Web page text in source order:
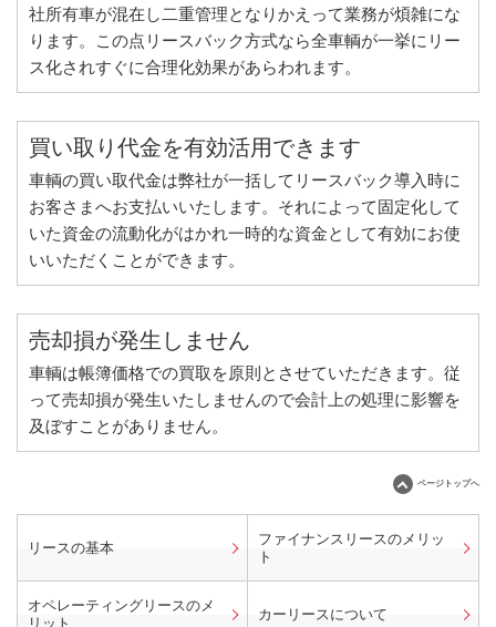
社所有車が混在し二重管理となりかえって業務が煩雑にな
ります。この点リースバック方式なら全車輌が一挙にリー
ス化されすぐに合理化効果があらわれます。
買い取り代金を有効活用できます
車輌の買い取代金は弊社が一括してリースバック導入時に
お客さまへお支払いいたします。それによって固定化して
いた資金の流動化がはかれ一時的な資金として有効にお使
いいただくことができます。
売却損が発生しません
車輌は帳簿価格での買取を原則とさせていただきます。従
って売却損が発生いたしませんので会計上の処理に影響を
及ぼすことがありません。
ページトップへ
リースの基本
ファイナンスリースのメリッ
ト
オペレーティングリースのメ
リット
カーリースについて